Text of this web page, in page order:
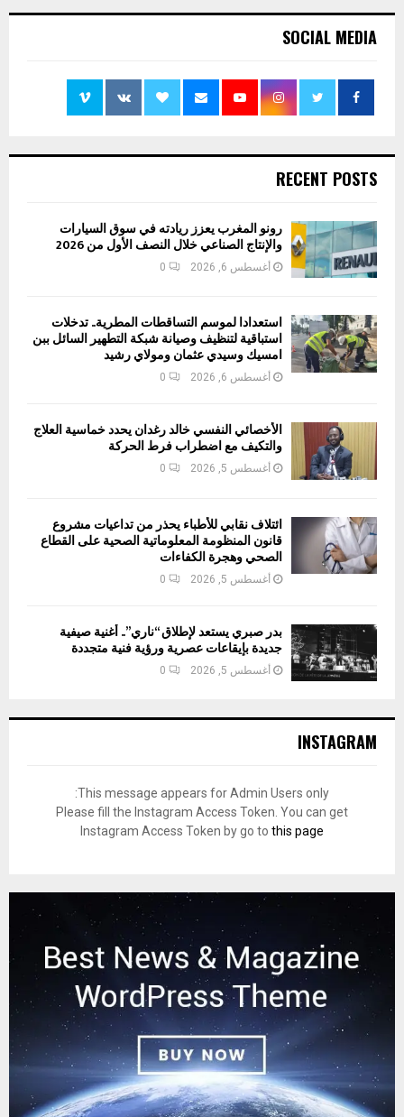
SOCIAL MEDIA
RECENT POSTS
رونو المغرب يعزز ريادته في سوق السيارات
والإنتاج الصناعي خلال النصف الأول من 2026
أغسطس 6, 2026 0
استعدادا لموسم التساقطات المطرية.. تدخلات
استباقية لتنظيف وصيانة شبكة التطهير السائل ببن
امسيك وسيدي عثمان ومولاي رشيد
أغسطس 6, 2026 0
الأخصائي النفسي خالد رغدان يحدد خماسية العلاج
والتكيف مع اضطراب فرط الحركة
أغسطس 5, 2026 0
ائتلاف نقابي للأطباء يحذر من تداعيات مشروع
قانون المنظومة المعلوماتية الصحية على القطاع
الصحي وهجرة الكفاءات
أغسطس 5, 2026 0
بدر صبري يستعد لإطلاق “ناري”.. أغنية صيفية
جديدة بإيقاعات عصرية ورؤية فنية متجددة
أغسطس 5, 2026 0
INSTAGRAM
This message appears for Admin Users only:
Please fill the Instagram Access Token. You can get
Instagram Access Token by go to this page